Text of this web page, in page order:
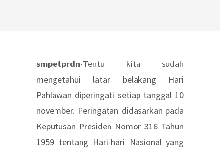
smpetprdn-Tentu kita sudah
mengetahui latar belakang Hari
Pahlawan diperingati setiap tanggal 10
november. Peringatan didasarkan pada
Keputusan Presiden Nomor 316 Tahun
1959 tentang Hari-hari Nasional yang